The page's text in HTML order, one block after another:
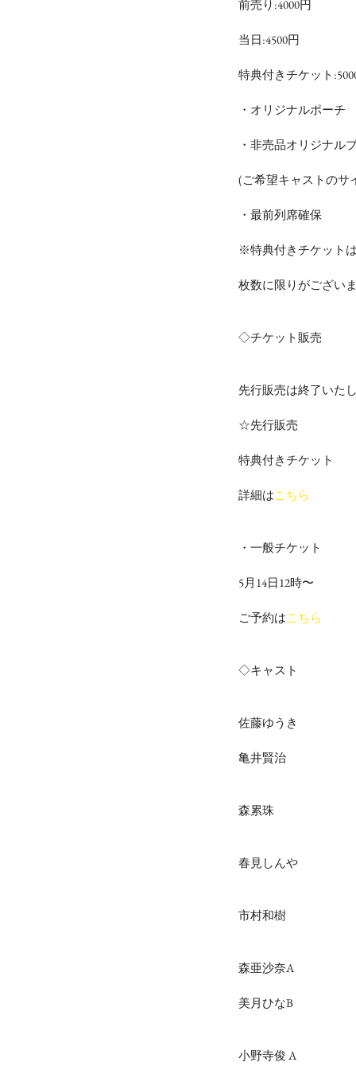
前売り:4000円
当日:4500円
特典付きチケット
・オリジナルポーチ
・非売品オリジナル
(ご希望キャストのサ
・最前列席確保
※特典付きチケット
枚数に限りがござい
◇チケット販売
先行販売は終了いた
☆先行販売
特典付きチケット
詳細はこちら
・一般チケット
5月14日12時〜
ご予約はこちら
◇キャスト
佐藤ゆうき
亀井賢治
森累珠
春見しんや
市村和樹
森亜沙奈A
美月ひなB
小野寺俊 A